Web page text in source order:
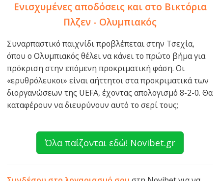
Ενισχυμένες αποδόσεις και στο Βικτόρια
Πλζεν - Ολυμπιακός
Συναρπαστικό παιχνίδι προβλέπεται στην Τσεχία,
όπου ο Ολυμπιακός θέλει να κάνει το πρώτο βήμα για
πρόκριση στην επόμενη προκριματική φάση. Οι
«ερυθρόλευκοι» είναι αήττητοι στα προκριματικά των
διοργανώσεων της UEFA, έχοντας απολογισμό 8-2-0. Θα
καταφέρουν να διευρύνουν αυτό το σερί τους;
Όλα παίζονται εδώ! Novibet.gr